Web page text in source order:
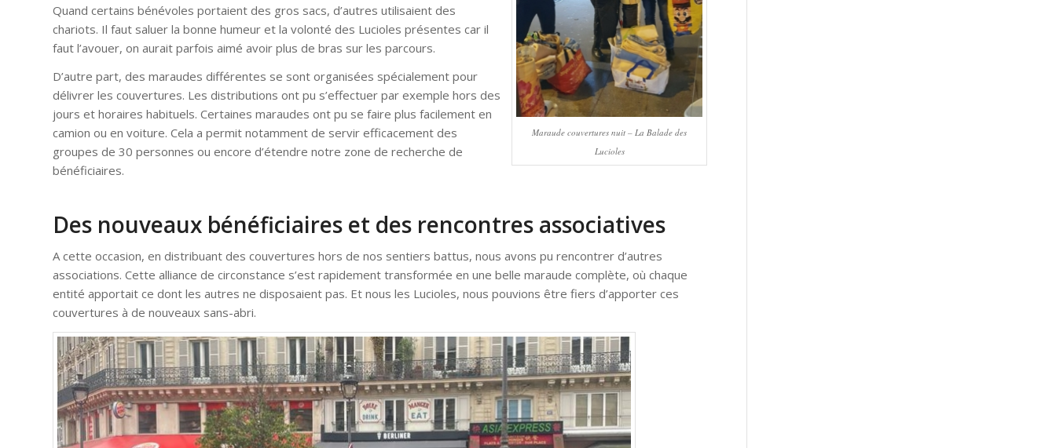
Maraude couvertures nuit – La Balade des
Lucioles
Quand certains bénévoles portaient des gros sacs, d’autres utilisaient des
chariots. Il faut saluer la bonne humeur et la volonté des Lucioles présentes car il
faut l’avouer, on aurait parfois aimé avoir plus de bras sur les parcours.
D’autre part, des maraudes différentes se sont organisées spécialement pour
délivrer les couvertures. Les distributions ont pu s’effectuer par exemple hors des
jours et horaires habituels. Certaines maraudes ont pu se faire plus facilement en
camion ou en voiture. Cela a permit notamment de servir efficacement des
groupes de 30 personnes ou encore d’étendre notre zone de recherche de
bénéficiaires.
Des nouveaux bénéficiaires et des rencontres associatives
A cette occasion, en distribuant des couvertures hors de nos sentiers battus, nous avons pu rencontrer d’autres
associations. Cette alliance de circonstance s’est rapidement transformée en une belle maraude complète, où chaque
entité apportait ce dont les autres ne disposaient pas. Et nous les Lucioles, nous pouvions être fiers d’apporter ces
couvertures à de nouveaux sans-abri.